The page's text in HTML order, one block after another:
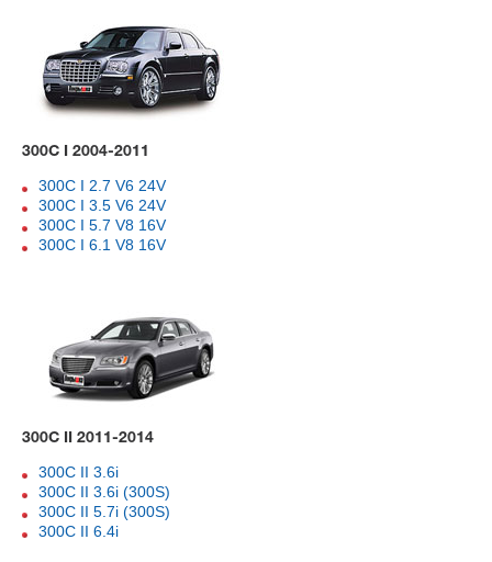
300C I 2004-2011
300C I 2.7 V6 24V
300C I 3.5 V6 24V
300C I 5.7 V8 16V
300C I 6.1 V8 16V
300C II 2011-2014
300C II 3.6i
300C II 3.6i (300S)
300C II 5.7i (300S)
300C II 6.4i